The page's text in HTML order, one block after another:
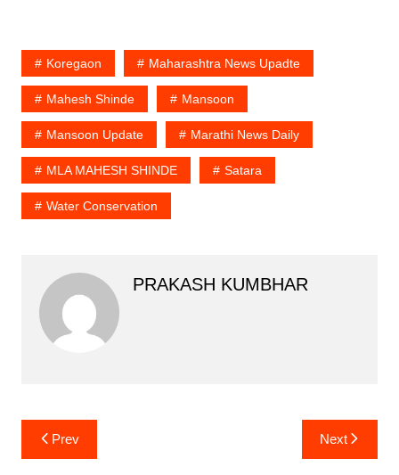
Koregaon Maharashtra News Upadte
Mahesh Shinde Mansoon
Mansoon Update Marathi News Daily
MLA MAHESH SHINDE Satara
Water Conservation
PRAKASH KUMBHAR
Post
navigation
Prev Next